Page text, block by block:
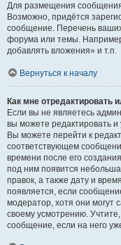
Для размещения
Возможно, придётся
сообщение. Перечень
форума или темы.
добавлять вложения» и т.п.
Вернуться к началу
Как мне отредактировать
Если вы не являетесь
вы можете редактировать
Вы можете перейти к
соответствующем
времени после его
под ним появится
правок, а также дату и
появляется, если
модератор, хотя они могут
своему усмотрению.
сообщение, если на него